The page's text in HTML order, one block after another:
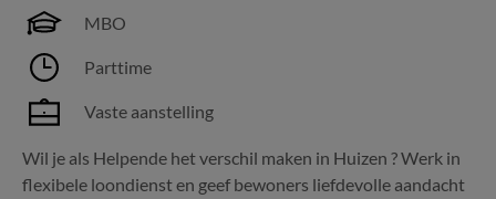
MBO
Parttime
Vaste aanstelling
Wil je als Helpende het verschil maken in Huizen ? Werk in
flexibele loondienst en geef bewoners liefdevolle aandacht